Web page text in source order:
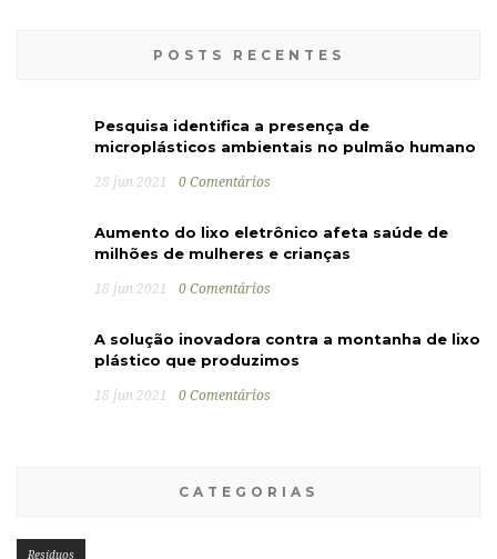
POSTS RECENTES
Pesquisa identifica a presença de
microplásticos ambientais no pulmão humano
28 jun 2021 0 Comentários
Aumento do lixo eletrônico afeta saúde de
milhões de mulheres e crianças
18 jun 2021 0 Comentários
A solução inovadora contra a montanha de lixo
plástico que produzimos
18 jun 2021 0 Comentários
CATEGORIAS
Resíduos